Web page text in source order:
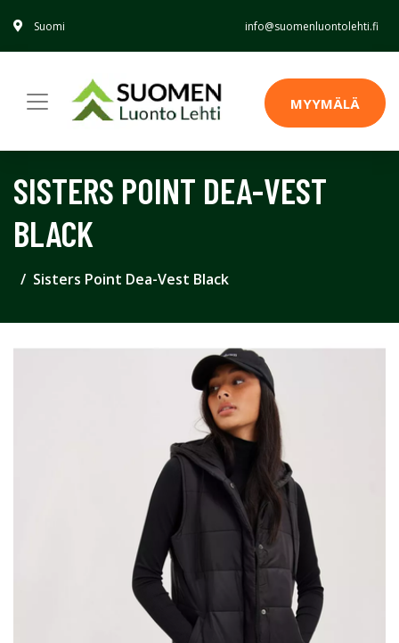
Suomi info@suomenluontolehti.fi
MYYMÄLÄ
SISTERS POINT DEA-VEST
BLACK
Sisters Point Dea-Vest Black